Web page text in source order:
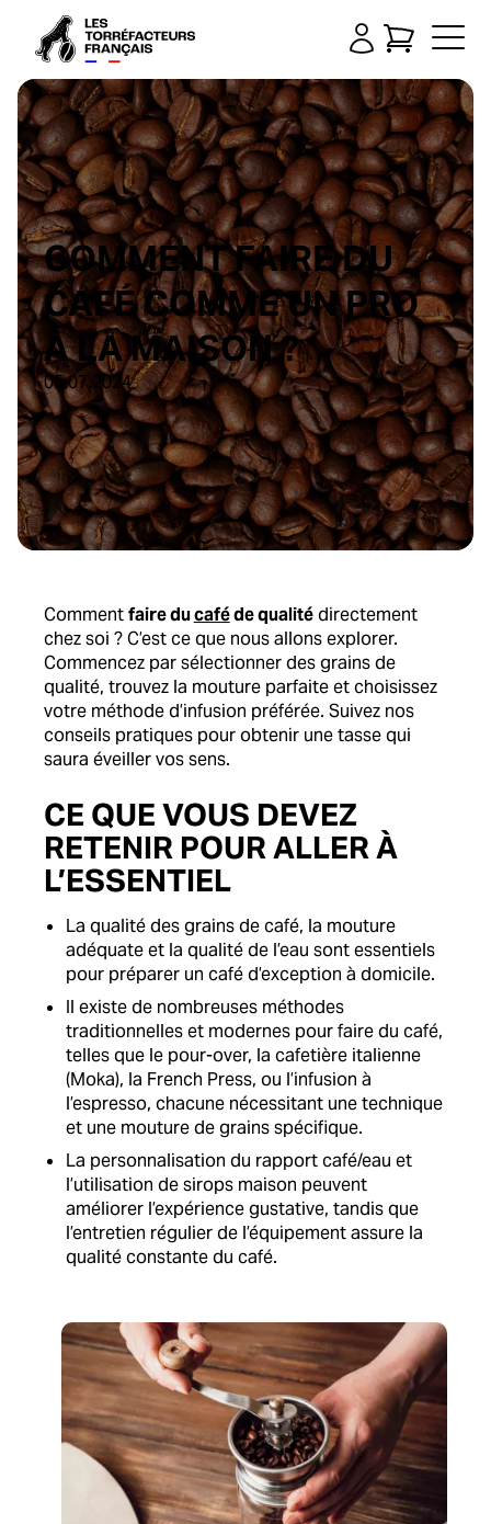
COMMENT FAIRE DU
CAFÉ COMME UN PRO
À LA MAISON ?
05.07.2024
Commentfaire ducaféde qualitédirectement
chez soi ? C’est ce que nous allons explorer.
Commencez par sélectionner des grains de
qualité, trouvez la mouture parfaite et choisissez
votre méthode d’infusion préférée. Suivez nos
conseils pratiques pour obtenir une tasse qui
saura éveiller vos sens.
CE QUE VOUS DEVEZ
RETENIR POUR ALLER À
L’ESSENTIEL
La qualité des grains de café, la mouture
adéquate et la qualité de l’eau sont essentiels
pour préparer un café d’exception à domicile.
Il existe de nombreuses méthodes
traditionnelles et modernes pour faire du café,
telles que le pour-over, la cafetière italienne
(Moka), la French Press, ou l’infusion à
l’espresso, chacune nécessitant une technique
et une mouture de grains spécifique.
La personnalisation du rapport café/eau et
l’utilisation de sirops maison peuvent
améliorer l’expérience gustative, tandis que
l’entretien régulier de l’équipement assure la
qualité constante du café.